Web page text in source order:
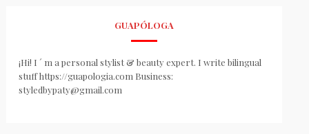
GUAPÓLOGA
¡Hi! I ´ m a personal stylist & beauty expert. I write bilingual
stuff https://guapologia.com Business:
styledbypaty@gmail.com